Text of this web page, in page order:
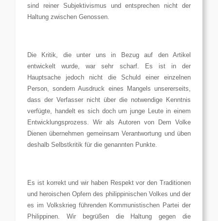
sind reiner Subjektivismus und entsprechen nicht der
Haltung zwischen Genossen.
Die Kritik, die unter uns in Bezug auf den Artikel
entwickelt wurde, war sehr scharf. Es ist in der
Hauptsache jedoch nicht die Schuld einer einzelnen
Person, sondern Ausdruck eines Mangels unsererseits,
dass der Verfasser nicht über die notwendige Kenntnis
verfügte, handelt es sich doch um junge Leute in einem
Entwicklungsprozess. Wir als Autoren von Dem Volke
Dienen übernehmen gemeinsam Verantwortung und üben
deshalb Selbstkritik für die genannten Punkte.
Es ist korrekt und wir haben Respekt vor den Traditionen
und heroischen Opfern des philippinischen Volkes und der
es im Volkskrieg führenden Kommunistischen Partei der
Philippinen. Wir begrüßen die Haltung gegen die